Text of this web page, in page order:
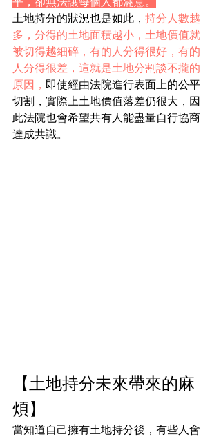
土地持分的狀況也是如此， 持分人數越
多，分得的土地面積越小，土地價值就
被切得越細碎，有的人分得很好，有的
人分得很差，這就是土地分割談不攏的
原因， 即使經由法院進行表面上的公平
切割，實際上土地價值落差仍很大，因
此法院也會希望共有人能盡量自行協商
達成共識。
【土地持分未來帶來的麻
煩】
當知道自己擁有土地持分後，有些人會